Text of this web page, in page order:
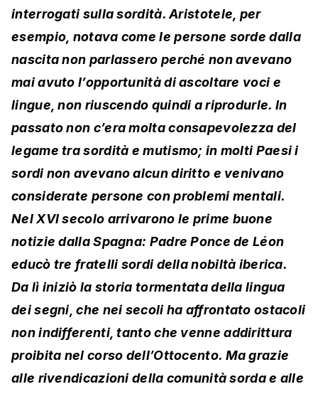
interrogati sulla sordità. Aristotele, per
esempio, notava come le persone sorde dalla
nascita non parlassero perché non avevano
mai avuto l’opportunità di ascoltare voci e
lingue, non riuscendo quindi a riprodurle. In
passato non c’era molta consapevolezza del
legame tra sordità e mutismo; in molti Paesi i
sordi non avevano alcun diritto e venivano
considerate persone con problemi mentali.
Nel XVI secolo arrivarono le prime buone
notizie dalla Spagna: Padre Ponce de Léon
educò tre fratelli sordi della nobiltà iberica.
Da lì iniziò la storia tormentata della lingua
dei segni, che nei secoli ha affrontato ostacoli
non indifferenti, tanto che venne addirittura
proibita nel corso dell’Ottocento. Ma grazie
alle rivendicazioni della comunità sorda e alle